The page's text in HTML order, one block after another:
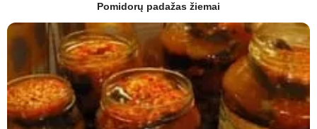
Pomidorų padažas žiemai